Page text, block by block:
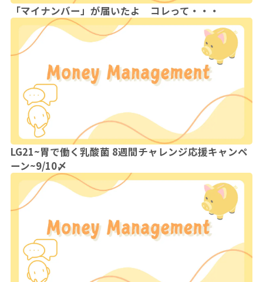
「マイナンバー」が届いたよ コレって・・・
LG21~胃で働く乳酸菌 8週間チャレンジ応援キャンペ
ーン~9/10〆